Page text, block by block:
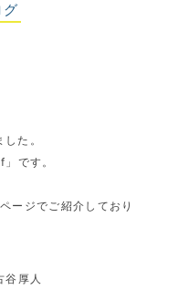
た。
です。
ージでご紹介しており
厚人